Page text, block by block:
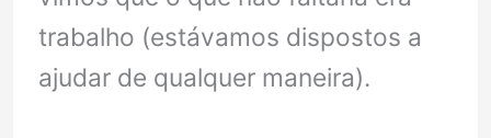
trabalho (estávamos dispostos a
ajudar de qualquer maneira).